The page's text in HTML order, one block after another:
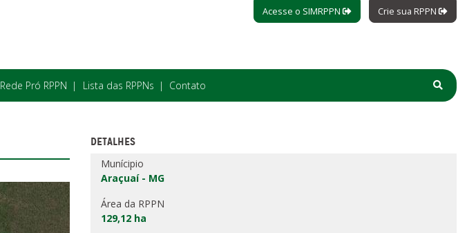
Acesse o SIMRPPN Crie sua RPPN
Rede Pró RPPN Lista das RPPNs Contato
DETALHES
Munícipio
Araçuaí - MG
Área da RPPN
129,12 ha